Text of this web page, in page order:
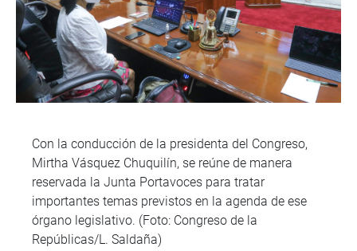
Con la conducción de la presidenta del Congreso,
Mirtha Vásquez Chuquilín, se reúne de manera
reservada la Junta Portavoces para tratar
importantes temas previstos en la agenda de ese
órgano legislativo. (Foto: Congreso de la
Repúblicas/L. Saldaña)